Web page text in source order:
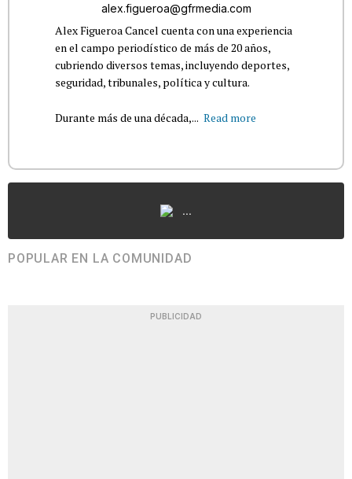
alex.figueroa@gfrmedia.com
Alex Figueroa Cancel cuenta con una experiencia
en el campo periodístico de más de 20 años,
cubriendo diversos temas, incluyendo deportes,
seguridad, tribunales, política y cultura.
Durante más de una década,... Read more
...
POPULAR EN LA COMUNIDAD
PUBLICIDAD